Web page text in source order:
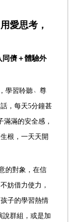
愛思考，
儕＋體驗外
學習聆聽﹅ 尊
，每天5分鐘甚
滿的安全感，
根，一天天開
的對象，在信
妨借力使力，
子的學習熱情
說群組，或是加